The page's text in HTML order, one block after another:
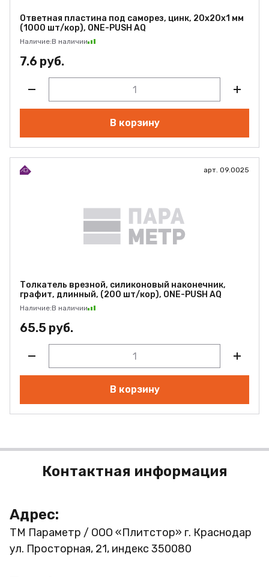
Ответная пластина под саморез, цинк, 20х20х1 мм
(1000 шт/кор), ONE-PUSH AQ
Наличие:В наличии
7.6 руб.
В корзину
арт. 09.0025
Толкатель врезной, силиконовый наконечник,
графит, длинный, (200 шт/кор), ONE-PUSH AQ
Наличие:В наличии
65.5 руб.
В корзину
Контактная информация
Адрес:
ТМ Параметр / ООО «Плитстор» г. Краснодар
ул. Просторная, 21, индекс 350080